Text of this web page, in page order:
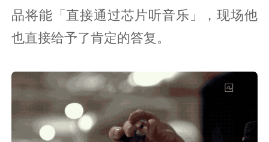
品将能「直接通过芯片听音乐」，现场他
也直接给予了肯定的答复。